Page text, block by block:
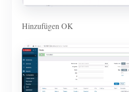
Hinzufügen OK